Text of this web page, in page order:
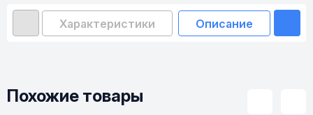
Характеристики Описание
Похожие товары